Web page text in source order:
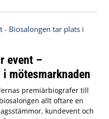
event –
mötesmarknaden
premiärbiografer till
allt oftare en
kundevent och